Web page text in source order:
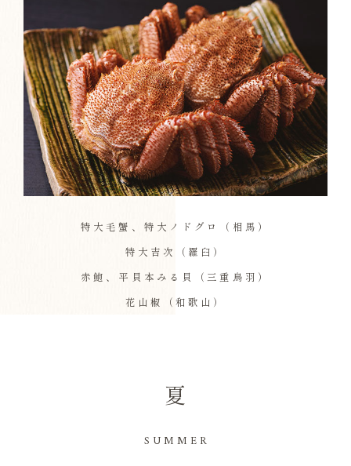
特大毛蟹、特大ノドグロ（相馬）
特大吉次（羅臼）
赤鮑、平貝本みる貝（三重鳥羽）
花山椒（和歌山）
夏
SUMMER